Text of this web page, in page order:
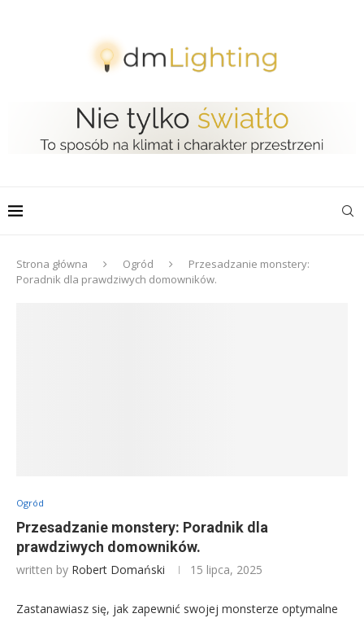
Strona główna Ogród
Przesadzanie monstery:
Poradnik dla prawdziwych domowników.
Ogród
Przesadzanie monstery: Poradnik dla
prawdziwych domowników.
written by Robert Domański 15 lipca, 2025
Zastanawiasz się, jak zapewnić swojej monsterze optymalne